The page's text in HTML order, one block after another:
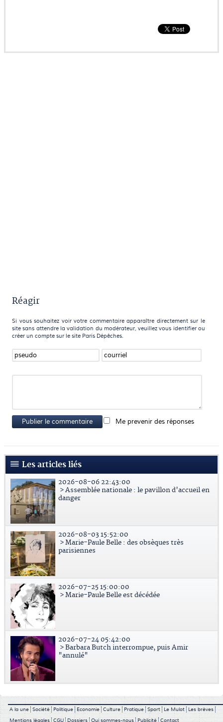
Réagir
Si vous souhaitez voir votre commentaire apparaître directement sur le
site sans attendre la validation du modérateur, veuillez vous identifier ou
créer un compte sur le site Paris Dépêches.
Publier le commentaire Me prevenir des réponses
Les articles liés
2026-08-06 22:43:00
> Assemblée nationale : le pavillon d'accueil en
danger
2026-08-03 15:52:00
> Marie-Paule Belle : des obsèques très
parisiennes
2026-07-25 15:00:00
> Marie-Paule Belle est décédée
2026-07-24 05:42:00
> Barbara Butch interrompue, puis Amir
"annulé"
A la une Société Politique Economie Culture Pratique Sport Le Mulot
Les brèves
Mentions légales CGU Dossiers Qui sommes-nous Publicité Contact